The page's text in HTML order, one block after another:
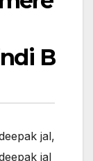
B
jal,
jal